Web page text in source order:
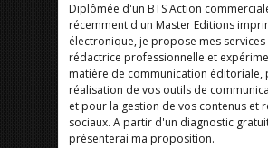
Diplômée d'un BTS Action
récemment d'un Master Editions
électronique, je propose mes services
rédactrice professionnelle et
matière de communication éditoriale,
réalisation de vos outils de
et pour la gestion de vos contenus et
sociaux. A partir d'un diagnostic
présenterai ma proposition.